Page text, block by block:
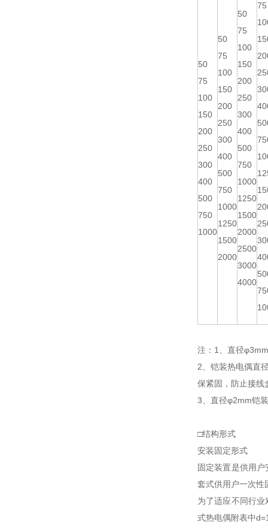
50
75
100
150
200
250
300
400
500
750
1000
50
75
100
150
200
250
300
400
500
750
1000
1250
1500
2000
50
75
100
150
200
250
300
400
500
750
1000
1250
1500
2000
2500
3000
4000
75
注：1、直径
2、铠装热电偶直
保紧固，防止接线
3、直径φ2mm铠
□结构形式
安装固定形式
固定装置是供用
套式供用户一次性
为了适应不同行
式热电偶附表中